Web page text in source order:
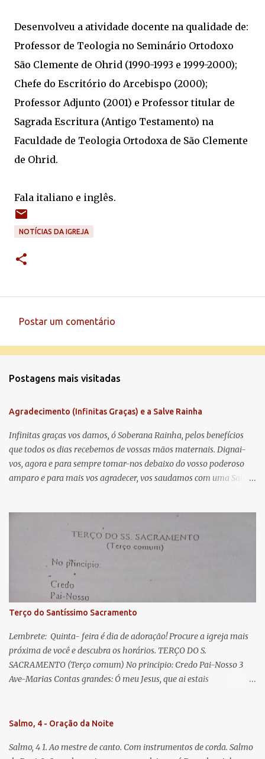
Desenvolveu a atividade docente na qualidade de:
Professor de Teologia no Seminário Ortodoxo
São Clemente de Ohrid (1990-1993 e 1999-2000);
Chefe do Escritório do Arcebispo (2000);
Professor Adjunto (2001) e Professor titular de
Sagrada Escritura (Antigo Testamento) na
Faculdade de Teologia Ortodoxa de São Clemente
de Ohrid.
Fala italiano e inglês.
NOTÍCIAS DA IGREJA
e
t
á
r
i
o
Postar um comentário
Postagens mais visitadas
Agradecimento (Infinitas Graças) e a Salve Rainha
Infinitas graças vos damos, ó Soberana Rainha, pelos benefícios
que todos os dias recebemos de vossas mãos maternais. Dignai-
vos, agora e para sempre tomar-nos debaixo do vosso poderoso
amparo e para mais vos agradecer, vos saudamos com uma Salve
lágrimas. Eia, pois, Advogada nossa, estes vossos olhos
misericordiosos a nós volvei, e depois deste desterro, mostrai-nos
Jesus. Bendito é o fruto do vosso ventre, ó clemente, ó piedosa, ó
doce e sempre Virgem Maria. Rogai por nós Santa Mãe de Deus.
Para que sejamos dignos das promessas de Cristo. Amém.
Terço do Santíssimo Sacramento
Lembrete: Quinta- feira é dia de adoração! Procure a igreja mais
próxima de você e descubra os horários. TERÇO DO S.
SACRAMENTO (Terço comum) No principio: Credo Pai-Nosso 3
Ave-Marias Contas grandes: Ó meu Jesus, que ai estais
Vós morra eu! Nas contas pequenas: Sacramento de Amor!
que nos salva, dá-nos Vossa força, Vosso perdão e a Vossa
Salmo, 4 - Oração da Noite
Salmo, 4 1. Ao mestre de canto. Com instrumentos de corda. Salmo